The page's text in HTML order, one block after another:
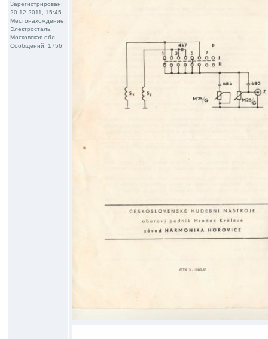
Зарегистрирован:
20.12.2011, 15:45
Местонахождение:
Электросталь,
Московская обл.
Сообщений: 1756